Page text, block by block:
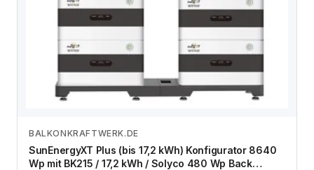
Zum Angebot
BALKONKRAFTWERK.DE
SunEnergyXT Plus (bis 17,2 kWh) Konfigurator 8640
Wp mit BK215 / 17,2 kWh / Solyco 480 Wp Back